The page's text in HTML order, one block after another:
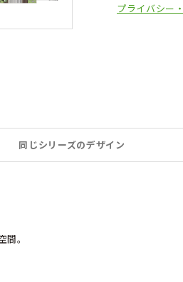
プライバシー
同じシリーズのデザイン
。